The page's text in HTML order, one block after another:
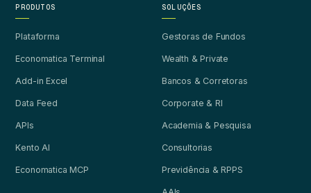
PRODUTOS
Plataforma
Economatica Terminal
Add-in Excel
Data Feed
APIs
Kento AI
Economatica MCP
SOLUÇÕES
Gestoras de Fundos
Wealth & Private
Bancos & Corretoras
Corporate & RI
Academia & Pesquisa
Consultorias
Previdência & RPPS